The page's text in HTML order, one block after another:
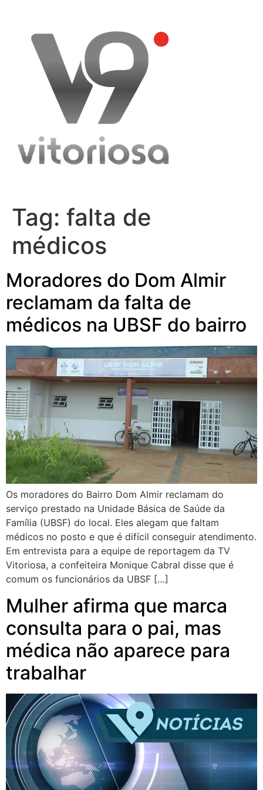
content
Tag: falta de
médicos
Moradores do Dom Almir
reclamam da falta de
médicos na UBSF do bairro
Os moradores do Bairro Dom Almir reclamam do
serviço prestado na Unidade Básica de Saúde da
Família (UBSF) do local. Eles alegam que faltam
médicos no posto e que é difícil conseguir atendimento.
Em entrevista para a equipe de reportagem da TV
Vitoriosa, a confeiteira Monique Cabral disse que é
comum os funcionários da UBSF […]
Mulher afirma que marca
consulta para o pai, mas
médica não aparece para
trabalhar